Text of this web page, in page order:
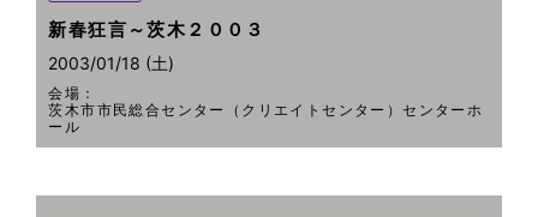
新春狂言～茨木２００３
2003/01/18 (土)
会場：
茨木市市民総合センター（クリエイトセンター）センターホ
ール